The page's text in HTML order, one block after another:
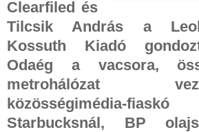
Clearfiled és
Tilcsik András a
Kossuth Kiadó
Odaég a vacsora,
metrohálózat
közösségimédia-
Starbucksnál, BP